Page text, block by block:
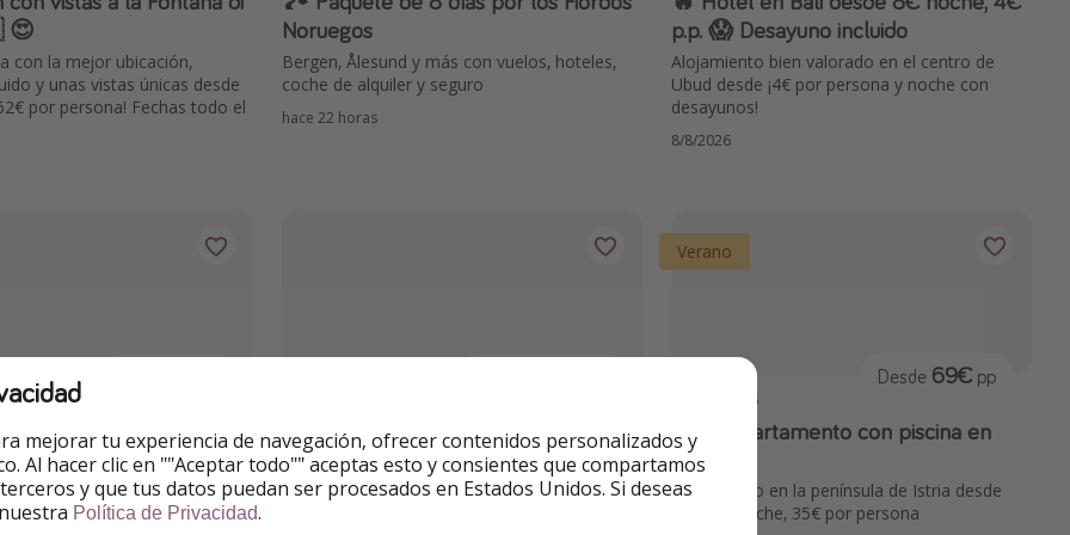
😍
con la mejor ubicación,
y unas vistas únicas desde
por persona! Fechas todo el
Noruegos
Bergen, Ålesund y más con vuelos, hoteles,
coche de alquiler y seguro
hace 22 horas
p.p. 😱 Desayuno incluido
Alojamiento bien valorado en el centro de
Ubud desde ¡4€ por persona y noche con
desayunos!
8/8/2026
Cádiz con PENSIÓN
con pensión completa
86€ por persona ¡Mismo
🇷🇴 ¡Ruta de 5 días por Transilvania
con WeRoad! 🚘
Paquete con alojamiento con desayunos,
Verano
HOTELES
🇭🇷 Apartamento con piscina en
Croacia
Aartamento en la península de Istria desde
69€ por noche, 35€ por persona
Desde 69€ pp
mejorar tu experiencia de navegación, ofrecer contenidos personalizados y
Al hacer clic en ""Aceptar todo"" aceptas esto y consientes que compartamos
y que tus datos puedan ser procesados en Estados Unidos. Si deseas
Política de Privacidad.